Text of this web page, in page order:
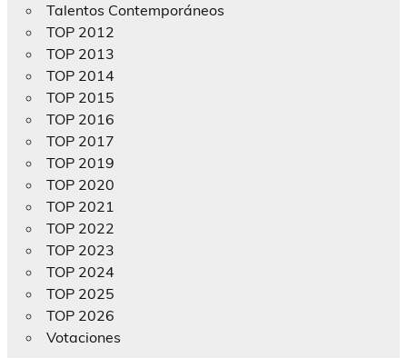
Talentos Contemporáneos
TOP 2012
TOP 2013
TOP 2014
TOP 2015
TOP 2016
TOP 2017
TOP 2019
TOP 2020
TOP 2021
TOP 2022
TOP 2023
TOP 2024
TOP 2025
TOP 2026
Votaciones